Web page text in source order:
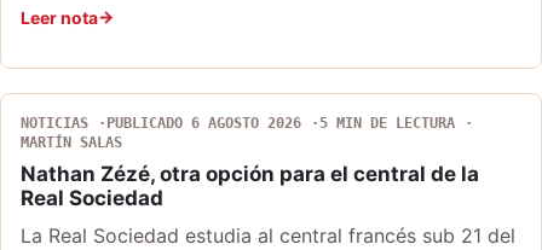
Leer nota
NOTICIAS PUBLICADO 6 AGOSTO 2026
5 MIN DE LECTURA
MARTÍN SALAS
Nathan Zézé, otra opción para el central de la
Real Sociedad
La Real Sociedad estudia al central francés sub 21 del